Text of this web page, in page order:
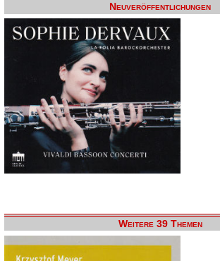
Neuveröffentlichungen
Weitere 39 Themen